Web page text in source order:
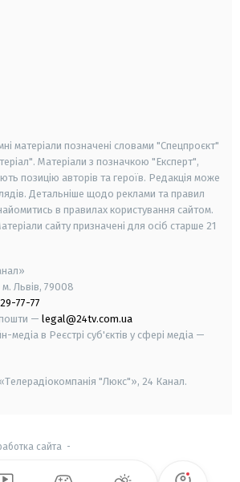
матеріали позначені словами "Спецпроєкт"
Матеріали з позначкою "Експерт",
позицію авторів та героїв. Редакція може
Детальніше щодо реклами та правил
в правилах користування сайтом.
сайту призначені для осіб старше 21
Львів, 79008
77-77
— legal@24tv.com.ua
медіа в Реєстрі суб'єктів у сфері медіа —
"Люкс"», 24 Канал.
сайта -